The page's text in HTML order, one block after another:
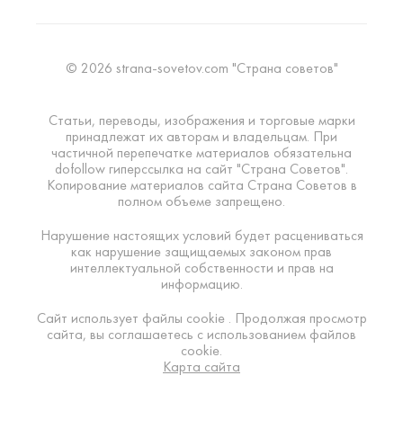
© 2026 strana-sovetov.com "Страна советов"
Статьи, переводы, изображения и торговые марки
принадлежат их авторам и владельцам. При
частичной перепечатке материалов обязательна
dofollow гиперссылка на сайт "Страна Советов".
Копирование материалов сайта Страна Советов в
полном объеме запрещено.
Нарушение настоящих условий будет расцениваться
как нарушение защищаемых законом прав
интеллектуальной собственности и прав на
информацию.
Сайт использует файлы cookie . Продолжая просмотр
сайта, вы соглашаетесь с использованием файлов
cookie.
Карта сайта